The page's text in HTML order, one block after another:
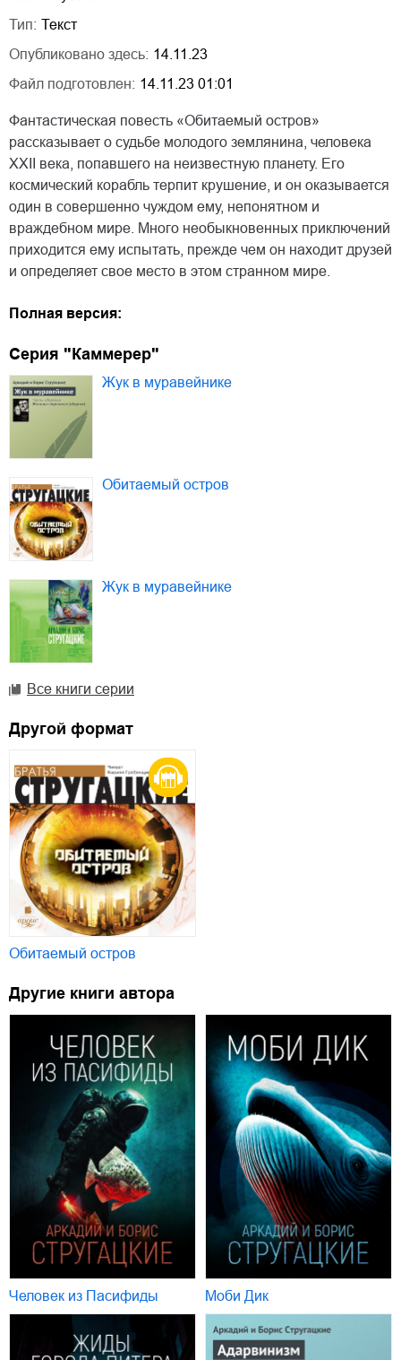
Тип: Текст
Опубликовано здесь: 14.11.23
Файл подготовлен: 14.11.23 01:01
Фантастическая повесть «Обитаемый остров»
рассказывает о судьбе молодого землянина, человека
XXII века, попавшего на неизвестную планету. Его
космический корабль терпит крушение, и он оказывается
один в совершенно чуждом ему, непонятном и
враждебном мире. Много необыкновенных приключений
приходится ему испытать, прежде чем он находит друзей
и определяет свое место в этом странном мире.
Полная версия:
Серия "Каммерер"
Жук в муравейнике
Обитаемый остров
Жук в муравейнике
Все книги серии
Другой формат
Обитаемый остров
Другие книги автора
Человек из Пасифиды Моби Дик